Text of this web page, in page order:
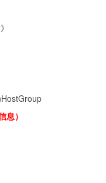
》
息）